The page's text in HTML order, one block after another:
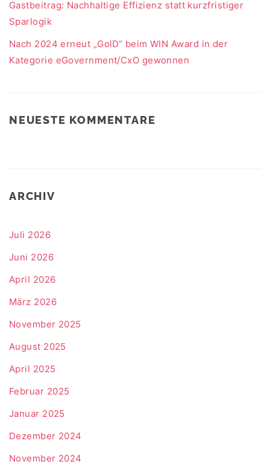
Gastbeitrag: Nachhaltige Effizienz statt kurzfristiger
Sparlogik
Nach 2024 erneut „GolD“ beim WIN Award in der
Kategorie eGovernment/CxO gewonnen
NEUESTE KOMMENTARE
ARCHIV
Juli 2026
Juni 2026
April 2026
März 2026
November 2025
August 2025
April 2025
Februar 2025
Januar 2025
Dezember 2024
November 2024